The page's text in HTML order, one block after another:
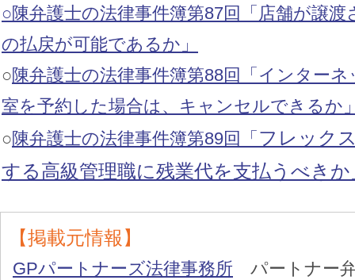
○陳弁護士の法律事件簿第87回「店舗が譲
の払戻が可能であるか」
○陳弁護士の法律事件簿第88回「インター
室を予約した場合は、キャンセルできるか
○陳弁護士の法律事件簿第89回「 フレック
する高級管理職に残業代を支払うべきか
【掲載元情報】
GPパートナーズ法律事務所 パートナー